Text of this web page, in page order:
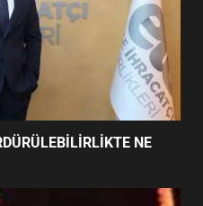
SATRANÇ
KAYITLARI NEYİ
BELEDİYESPOR’DA
NASIL
NE